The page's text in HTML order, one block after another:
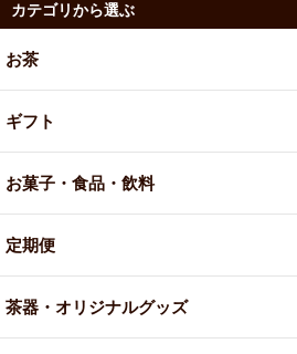
カテゴリから選ぶ
お茶
ギフト
お菓子・食品・飲料
定期便
茶器・オリジナルグッズ